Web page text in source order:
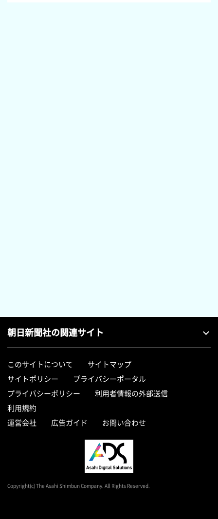
朝日新聞社の関連サイト
このサイトについて
サイトマップ
サイトポリシー
プライバシーポータル
プライバシーポリシー
利用者情報の外部送信
利用規約
運営会社
広告ガイド お問い合わせ
Copyright(c) The Asahi Shimbun Company. All Rights Reserved.